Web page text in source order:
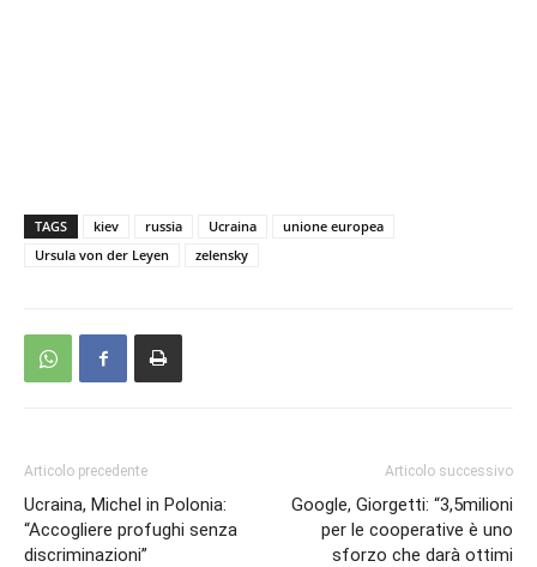
TAGS kiev russia Ucraina
unione europea
Ursula von der Leyen
zelensky
Articolo precedente
Ucraina, Michel in Polonia:
“Accogliere profughi senza
discriminazioni”
Articolo successivo
Google, Giorgetti: “3,5milioni
per le cooperative è uno
sforzo che darà ottimi